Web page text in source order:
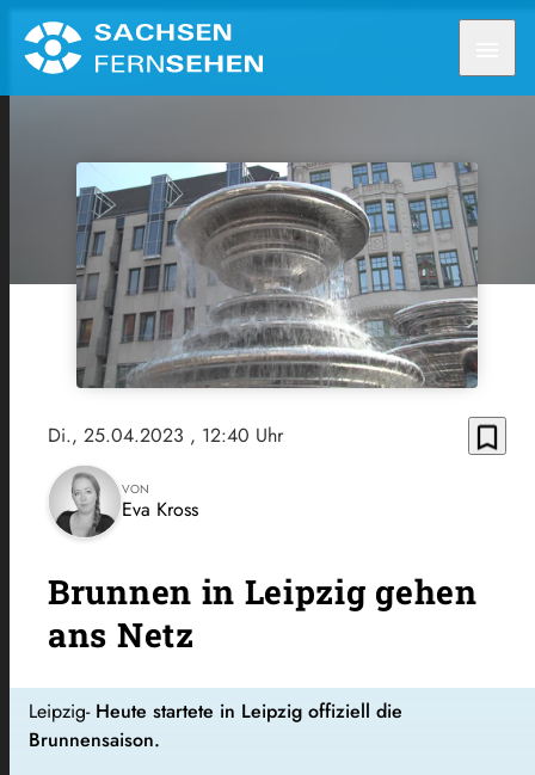
Di., 25.04.2023 , 12:40 Uhr bookmark_border
VON
Eva Kross
Brunnen in Leipzig gehen
ans Netz
Leipzig- Heute startete in Leipzig offiziell die
Brunnensaison.